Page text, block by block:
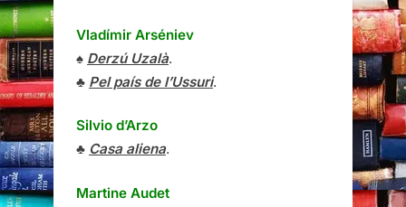
Vladímir Arséniev
♠ Derzú Uzalà.
♣ Pel país de l’Ussuri.
Silvio d’Arzo
♣ Casa aliena.
Martine Audet